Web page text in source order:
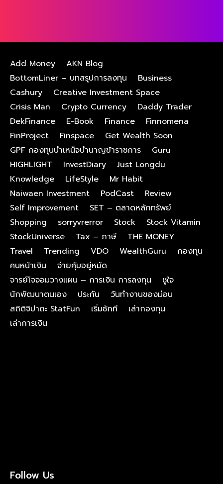
Add Money
AKN Blog
BottomLiner – บทสรุปการลงทุน
Business
Cashury
Creative Investment Space
Crisis Man
Crypto Currency
Daddy Trader
DekFinance
E-Book Finance
Finnomena
FinProject
Finspace
Get Wealth Soon
GPF กองทุนบําเหน็จบํานาญข้าราชการ
Guru
HIGHLIGHT
InvestDiary
Just Longdu
Knowledge
LifeStyle
Mr Habit
Naiwaen Investment
PodCast
Review
Self Improvement
SET – ตลาดหลักทรัพย์
Shopping
sorryvrerror Stock
Stock Vitamin
StockUniverse
Tax – ภาษี
THE MONEY
Travel
Trending VDO WealthGuru
กองทุน
คนหน้าเงิน
จ่ายคุ้มอยู่หมัด
จารย์โจจอมวางแผน – การเงิน การลงทุน
ชูใจ
นักพัฒนาตนเอง
ประกัน
วันทำงานของม่อน
สถิติจิปาถะ StatFun
เริ่มซักที
เล่ากองทุน
เล่าการเงิน
Follow Us